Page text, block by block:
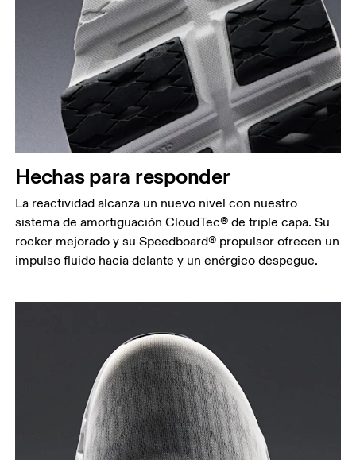
Hechas para responder
La reactividad alcanza un nuevo nivel con nuestro
sistema de amortiguación CloudTec® de triple capa. Su
rocker mejorado y su Speedboard® propulsor ofrecen un
impulso fluido hacia delante y un enérgico despegue.